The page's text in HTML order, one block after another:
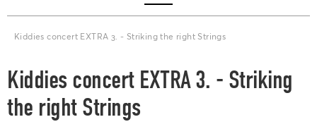
Kiddies concert EXTRA 3. - Striking the right Strings
Kiddies concert EXTRA 3. - Striking
the right Strings